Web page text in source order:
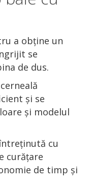
a obține un
se
de dus.
și se
și modelul
cu
curățare
de timp și